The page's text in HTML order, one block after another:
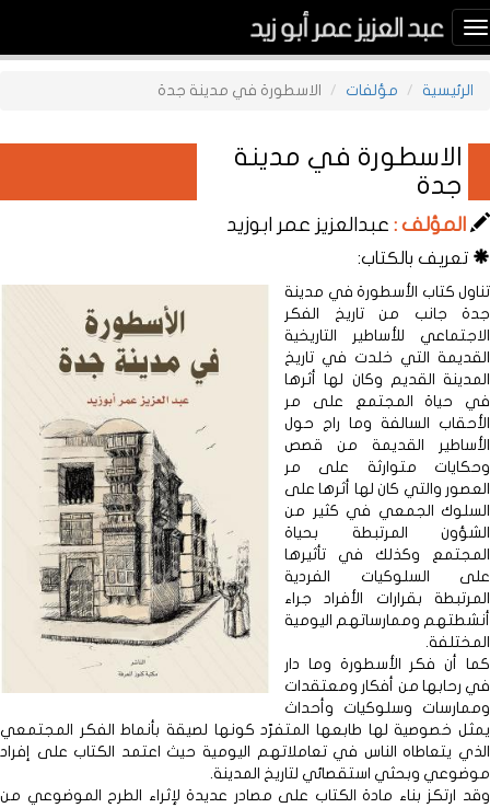
Toggle
navigation
الرئيسية مؤلفات الاسطورة في مدينة جدة
الاسطورة في مدينة
جدة
المؤلف : عبدالعزيز عمر ابوزيد
تعريف بالكتاب:
تناول كتاب الأسطورة في مدينة
جدة جانب من تاريخ الفكر
الاجتماعي للأساطير التاريخية
القديمة التي خلدت في تاريخ
المدينة القديم وكان لها أثرها
في حياة المجتمع على مر
الأحقاب السالفة وما راج حول
الأساطير القديمة من قصص
وحكايات متوارثة على مر
العصور والتي كان لها أثرها على
السلوك الجمعي في كثير من
الشؤون المرتبطة بحياة
المجتمع وكذلك في تأثيرها
على السلوكيات الفردية
المرتبطة بقرارات الأفراد جراء
أنشطتهم وممارساتهم اليومية
المختلفة.
كما أن فكر الأسطورة وما دار
في رحابها من أفكار ومعتقدات
وممارسات وسلوكيات وأحداث
يمثل خصوصية لها طابعها المتفرّد كونها لصيقة بأنماط الفكر المجتمعي
الذي يتعاطاه الناس في تعاملاتهم اليومية حيث اعتمد الكتاب على إفراد
موضوعي وبحثي استقصائي لتاريخ المدينة.
وقد ارتكز بناء مادة الكتاب على مصادر عديدة لإثراء الطرح الموضوعي من